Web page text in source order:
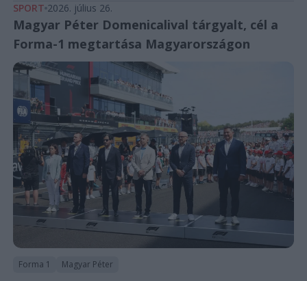
SPORT 2026. július 26.
Magyar Péter Domenicalival tárgyalt, cél a
Forma-1 megtartása Magyarországon
Forma 1 Magyar Péter